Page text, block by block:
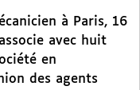
à Paris, 16
avec huit
en
des agents